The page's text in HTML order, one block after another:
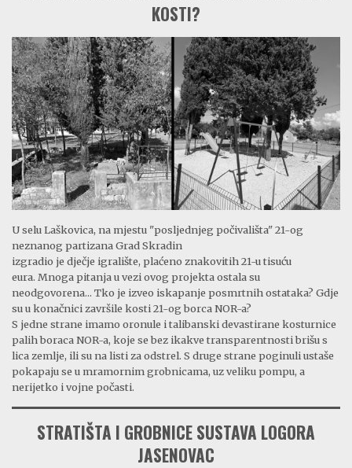
KOSTI?
U selu Laškovica, na mjestu "posljednjeg počivališta" 21-og
neznanog partizana Grad Skradin
izgradio je dječje igralište, plaćeno znakovitih 21-u tisuću
eura. Mnoga pitanja u vezi ovog projekta ostala su
neodgovorena... Tko je izveo iskapanje posmrtnih ostataka? Gdje
su u konačnici završile kosti 21-og borca NOR-a?
S jedne strane imamo oronule i talibanski devastirane kosturnice
palih boraca NOR-a, koje se bez ikakve transparentnosti brišu s
lica zemlje, ili su na listi za odstrel. S druge strane poginuli ustaše
pokapaju se u mramornim grobnicama, uz veliku pompu, a
nerijetko i vojne počasti.
STRATIŠTA I GROBNICE SUSTAVA LOGORA
JASENOVAC